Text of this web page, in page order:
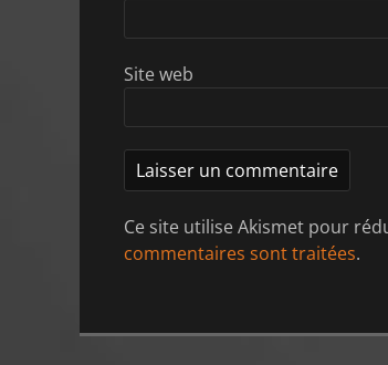
Site web
Ce site utilise Akismet pour
commentaires sont traitées.